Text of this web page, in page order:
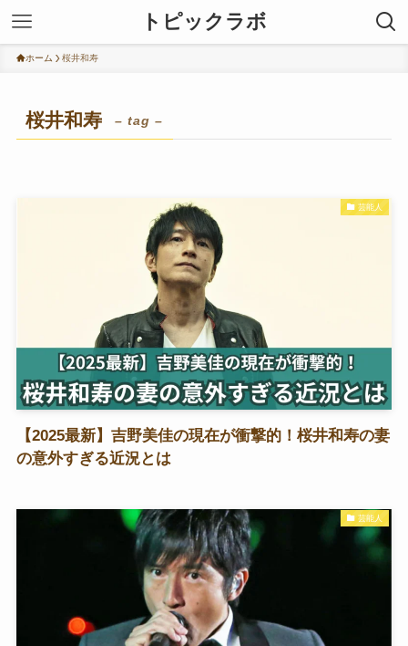
トピックラボ
ホーム 桜井和寿
桜井和寿 – tag –
芸能人
【2025最新】吉野美佳の現在が衝撃的！桜井和寿の妻
の意外すぎる近況とは
芸能人